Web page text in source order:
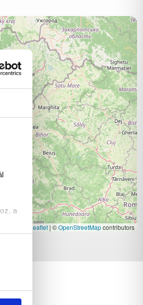
a
Leaflet | ©OpenStreetMapcontributors